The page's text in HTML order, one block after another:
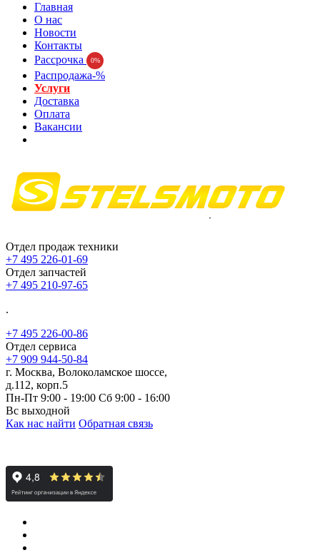
Главная
О нас
Новости
Контакты
Рассрочка
0%
Распродажа-%
Услуги
Доставка
Оплата
Вакансии
Отдел продаж техники
+7 495 226-01-69
Отдел запчастей
+7 495 210-97-65
.
+7 495 226-00-86
Отдел сервиса
+7 909 944-50-84
г. Москва, Волоколамское шоссе,
д.112, корп.5
Пн-Пт 9:00 - 19:00 Сб 9:00 - 16:00
Вс выходной
Как нас найти Обратная связь